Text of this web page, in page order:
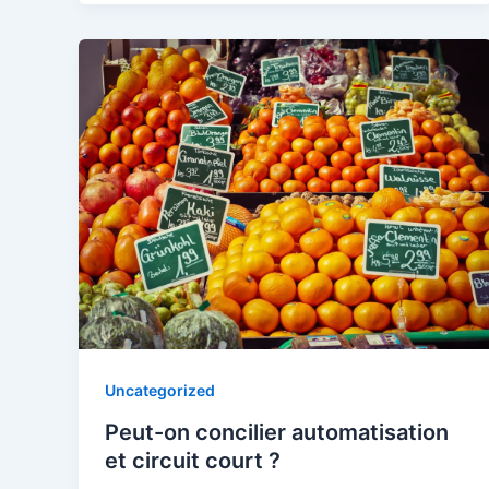
Uncategorized
Peut-on concilier automatisation
et circuit court ?